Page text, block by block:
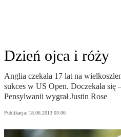
Dzień ojca i róży
Anglia czekała 17 lat na
sukces w US Open. Doczekała się
Pensylwanii wygrał Justin Rose
Publikacja: 18.06.2013 03:06